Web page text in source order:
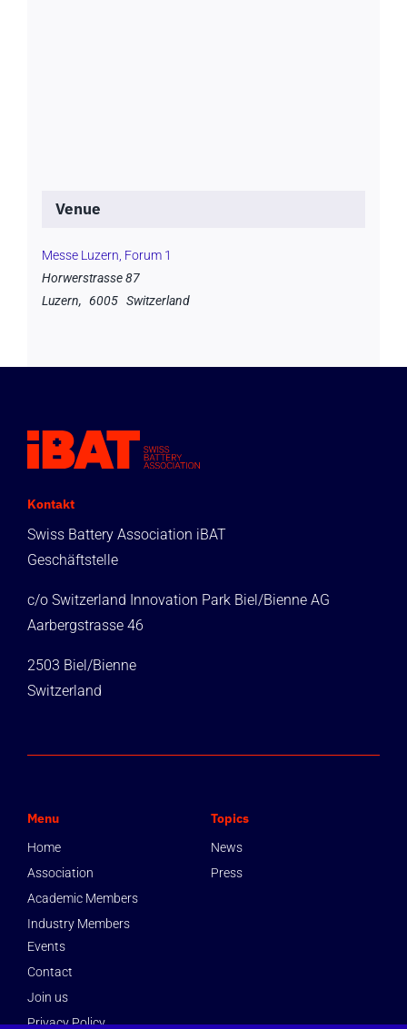
Venue
Messe Luzern, Forum 1
Horwerstrasse 87
Luzern, 6005 Switzerland
Kontakt
Swiss Battery Association iBAT
Geschäftstelle
c/o Switzerland Innovation Park Biel/Bienne AG
Aarbergstrasse 46
2503 Biel/Bienne
Switzerland
Menu
Home
Association
Academic Members
Industry Members
Events
Contact
Join us
Privacy Policy
Topics
News
Press